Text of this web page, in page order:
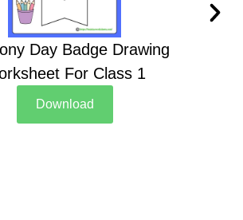
Day Badge Drawing
For Class 1
Download